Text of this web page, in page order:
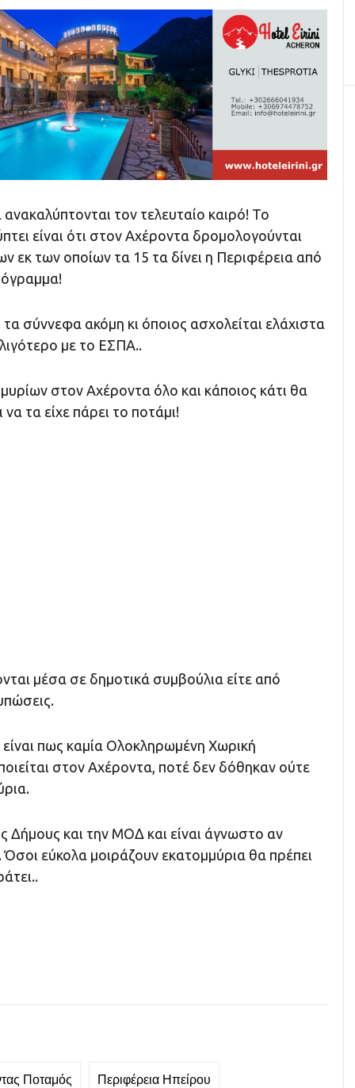
τον τελευταίο καιρό! Το
είναι ότι στον Αχέροντα δρομολογούνται
εκ των οποίων τα 15 τα δίνει η Περιφέρεια από
τα σύννεφα ακόμη κι όποιος ασχολείται ελάχιστα
με το ΕΣΠΑ..
στον Αχέροντα όλο και κάποιος κάτι θα
να τα είχε πάρει το ποτάμι!
μέσα σε δημοτικά συμβούλια είτε από
πως καμία Ολοκληρωμένη Χωρική
στον Αχέροντα, ποτέ δεν δόθηκαν ούτε
Δήμους και την ΜΟΔ και είναι άγνωστο αν
εύκολα μοιράζουν εκατομμύρια θα πρέπει
Ποταμός Περιφέρεια Ηπείρου